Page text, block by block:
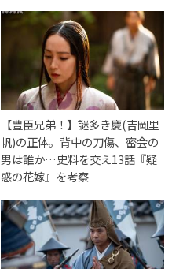
【豊臣兄弟！】謎多き慶(吉岡里
帆)の正体。背中の刀傷、密会の
男は誰か…史料を交え13話『疑
惑の花嫁』を考察